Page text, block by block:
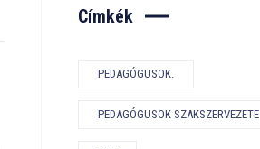
Címkék
PEDAGÓGUSOK.
PEDAGÓGUSOK SZAKSZERVEZETE